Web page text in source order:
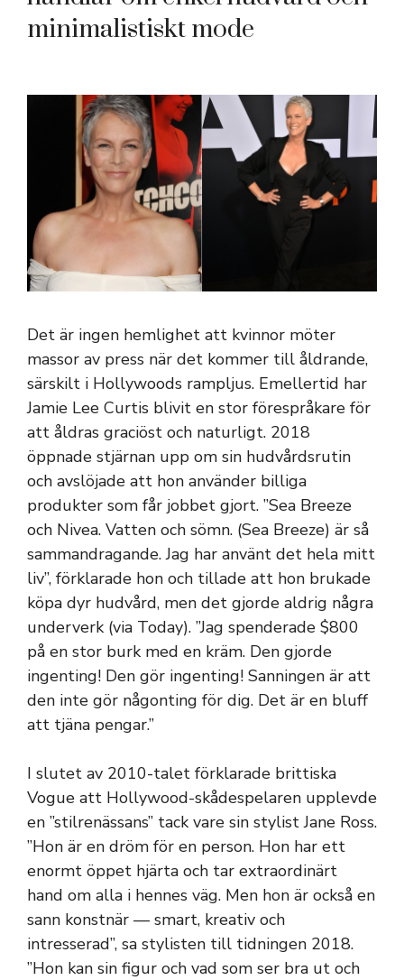
minimalistiskt mode
Det är ingen hemlighet att kvinnor möter
massor av press när det kommer till åldrande,
särskilt i Hollywoods rampljus. Emellertid har
Jamie Lee Curtis blivit en stor förespråkare för
att åldras graciöst och naturligt. 2018
öppnade stjärnan upp om sin hudvårdsrutin
och avslöjade att hon använder billiga
produkter som får jobbet gjort. ”Sea Breeze
och Nivea. Vatten och sömn. (Sea Breeze) är så
sammandragande. Jag har använt det hela mitt
liv”, förklarade hon och tillade att hon brukade
köpa dyr hudvård, men det gjorde aldrig några
underverk (via Today). ”Jag spenderade $800
på en stor burk med en kräm. Den gjorde
ingenting! Den gör ingenting! Sanningen är att
den inte gör någonting för dig. Det är en bluff
att tjäna pengar.”
I slutet av 2010-talet förklarade brittiska
Vogue att Hollywood-skådespelaren upplevde
en ”stilrenässans” tack vare sin stylist Jane Ross.
”Hon är en dröm för en person. Hon har ett
enormt öppet hjärta och tar extraordinärt
hand om alla i hennes väg. Men hon är också en
sann konstnär — smart, kreativ och
intresserad”, sa stylisten till tidningen 2018.
”Hon kan sin figur och vad som ser bra ut och